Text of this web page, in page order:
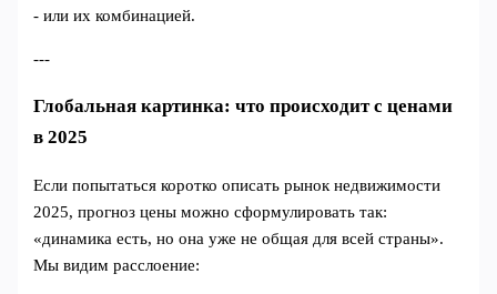
- или их комбинацией.
---
Глобальная картинка: что происходит с ценами
в 2025
Если попытаться коротко описать рынок недвижимости
2025, прогноз цены можно сформулировать так:
«динамика есть, но она уже не общая для всей страны».
Мы видим расслоение: